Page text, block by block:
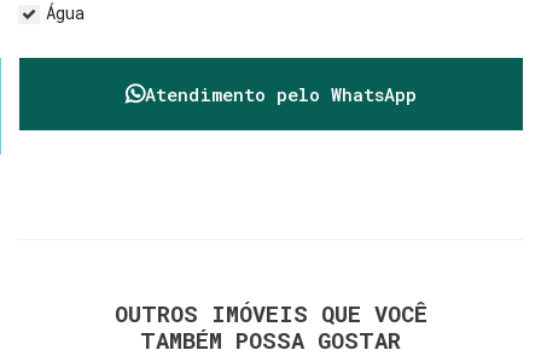
Água
Atendimento pelo WhatsApp
OUTROS IMÓVEIS QUE VOCÊ
TAMBÉM POSSA GOSTAR